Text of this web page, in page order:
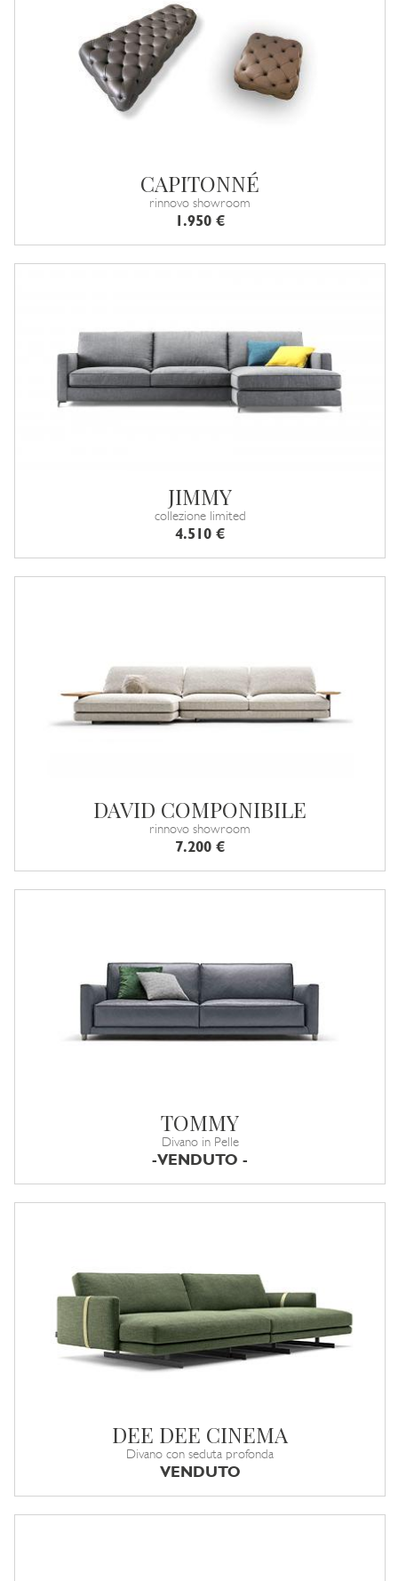
CAPITONNÉ
rinnovo showroom
1.950 €
JIMMY
collezione limited
4.510 €
DAVID COMPONIBILE
rinnovo showroom
7.200 €
TOMMY
Divano in Pelle
-VENDUTO -
DEE DEE CINEMA
Divano con seduta profonda
VENDUTO